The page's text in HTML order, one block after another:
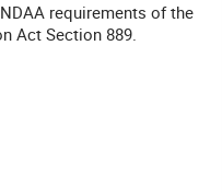
requirements of the
Act Section 889.